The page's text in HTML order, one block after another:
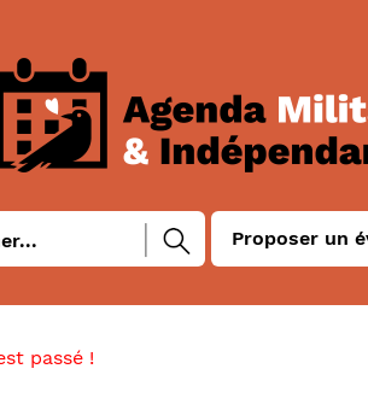
Proposer un
passé !